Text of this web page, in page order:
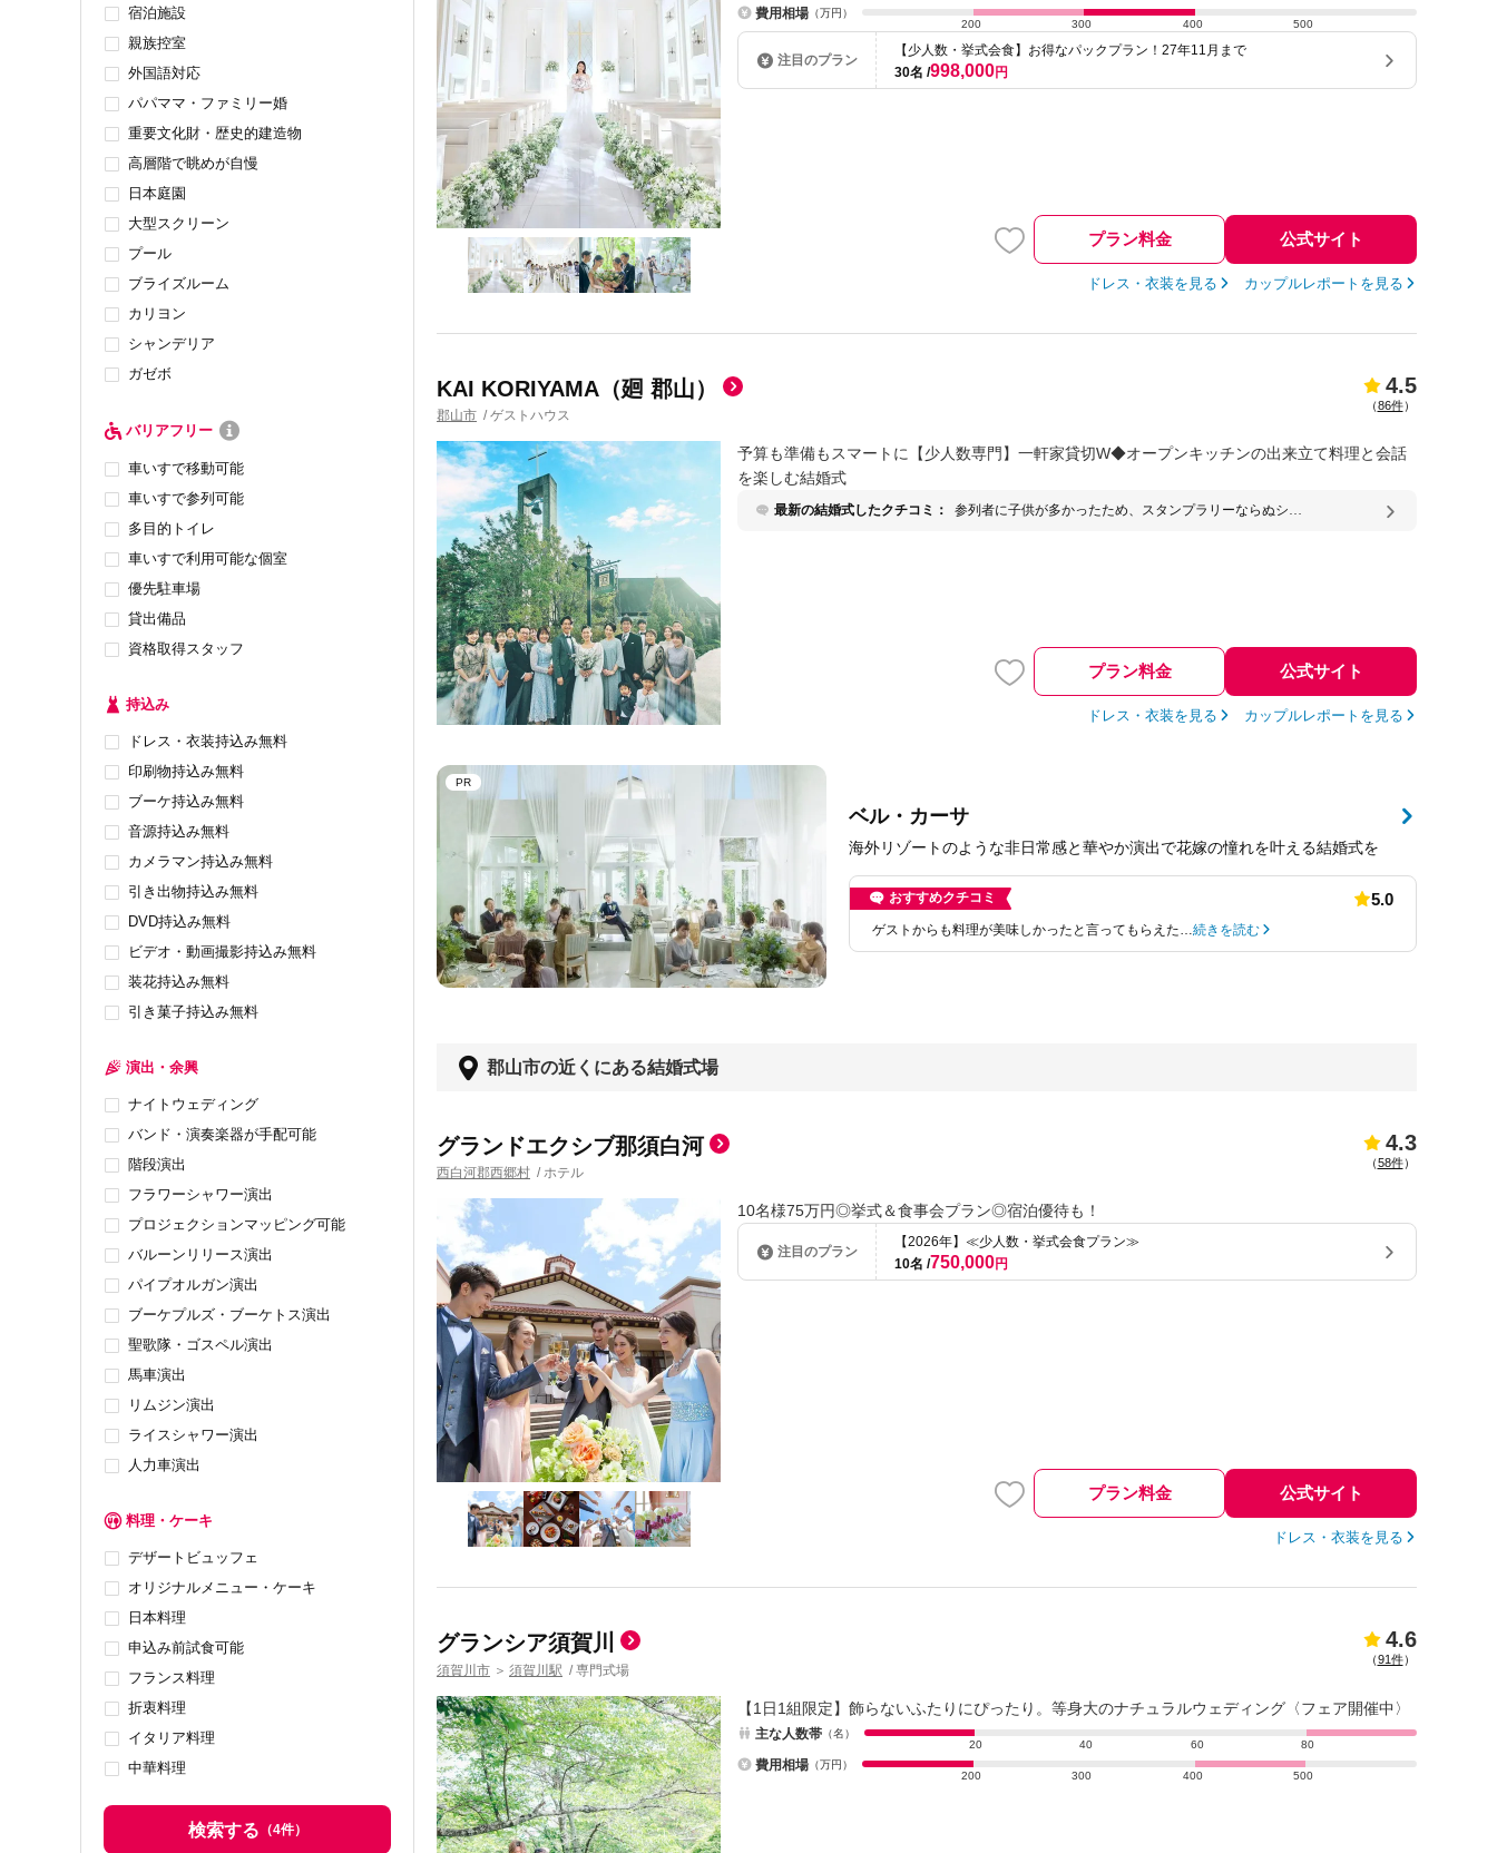
費用相場 （万円）
200
300 400 500
注目のプラン
【少人数・挙式会食】お得なパックプラン！27年11月まで
30名 998,000円
プラン料金 公式サイト
ドレス・衣装を見る カップルレポートを見る
KAI KORIYAMA（廻 郡山）
郡山市 / ゲストハウス
4.5
（86件）
予算も準備もスマートに【少人数専門】一軒家貸切W◆オープンキッチンの出来立て料理と会話
を楽しむ結婚式
最新の結婚式したクチコミ：
参列者に子供が多かったため、スタンプラリーならぬシー
プラン料金 公式サイト
ドレス・衣装を見る カップルレポートを見る
PR
ベル・カーサ
海外リゾートのような非日常感と華やか演出で花嫁の憧れを叶える結婚式を
おすすめクチコミ 5.0
ゲストからも料理が美味しかったと言ってもらえた… 続きを読む
郡山市の近くにある結婚式場
グランドエクシブ那須白河
西白河郡西郷村 / ホテル
4.3
（58件）
10名様75万円◎挙式＆食事会プラン◎宿泊優待も！
注目のプラン
【2026年】≪少人数・挙式会食プラン≫
10名 750,000円
プラン料金 公式サイト
ドレス・衣装を見る
グランシア須賀川
須賀川市 ＞ 須賀川駅 / 専門式場
4.6
（91件）
【1日1組限定】飾らないふたりにぴったり。等身大のナチュラルウェディング〈フェア開催中〉
主な人数帯 （名）
20
40 60 80
費用相場 （万円）
200
300 400 500
宿泊施設
親族控室
外国語対応
パパママ・ファミリー婚
重要文化財・歴史的建造物
高層階で眺めが自慢
日本庭園
大型スクリーン
プール
ブライズルーム
カリヨン
シャンデリア
ガゼボ
バリアフリー
車いすで移動可能
車いすで参列可能
多目的トイレ
車いすで利用可能な個室
優先駐車場
貸出備品
資格取得スタッフ
持込み
ドレス・衣装持込み無料
印刷物持込み無料
ブーケ持込み無料
音源持込み無料
カメラマン持込み無料
引き出物持込み無料
DVD持込み無料
ビデオ・動画撮影持込み無料
装花持込み無料
引き菓子持込み無料
演出・余興
ナイトウェディング
バンド・演奏楽器が手配可能
階段演出
フラワーシャワー演出
プロジェクションマッピング可能
バルーンリリース演出
パイプオルガン演出
ブーケプルズ・ブーケトス演出
聖歌隊・ゴスペル演出
馬車演出
リムジン演出
ライスシャワー演出
人力車演出
料理・ケーキ
デザートビュッフェ
オリジナルメニュー・ケーキ
日本料理
申込み前試食可能
フランス料理
折衷料理
イタリア料理
中華料理
検索する （4件）